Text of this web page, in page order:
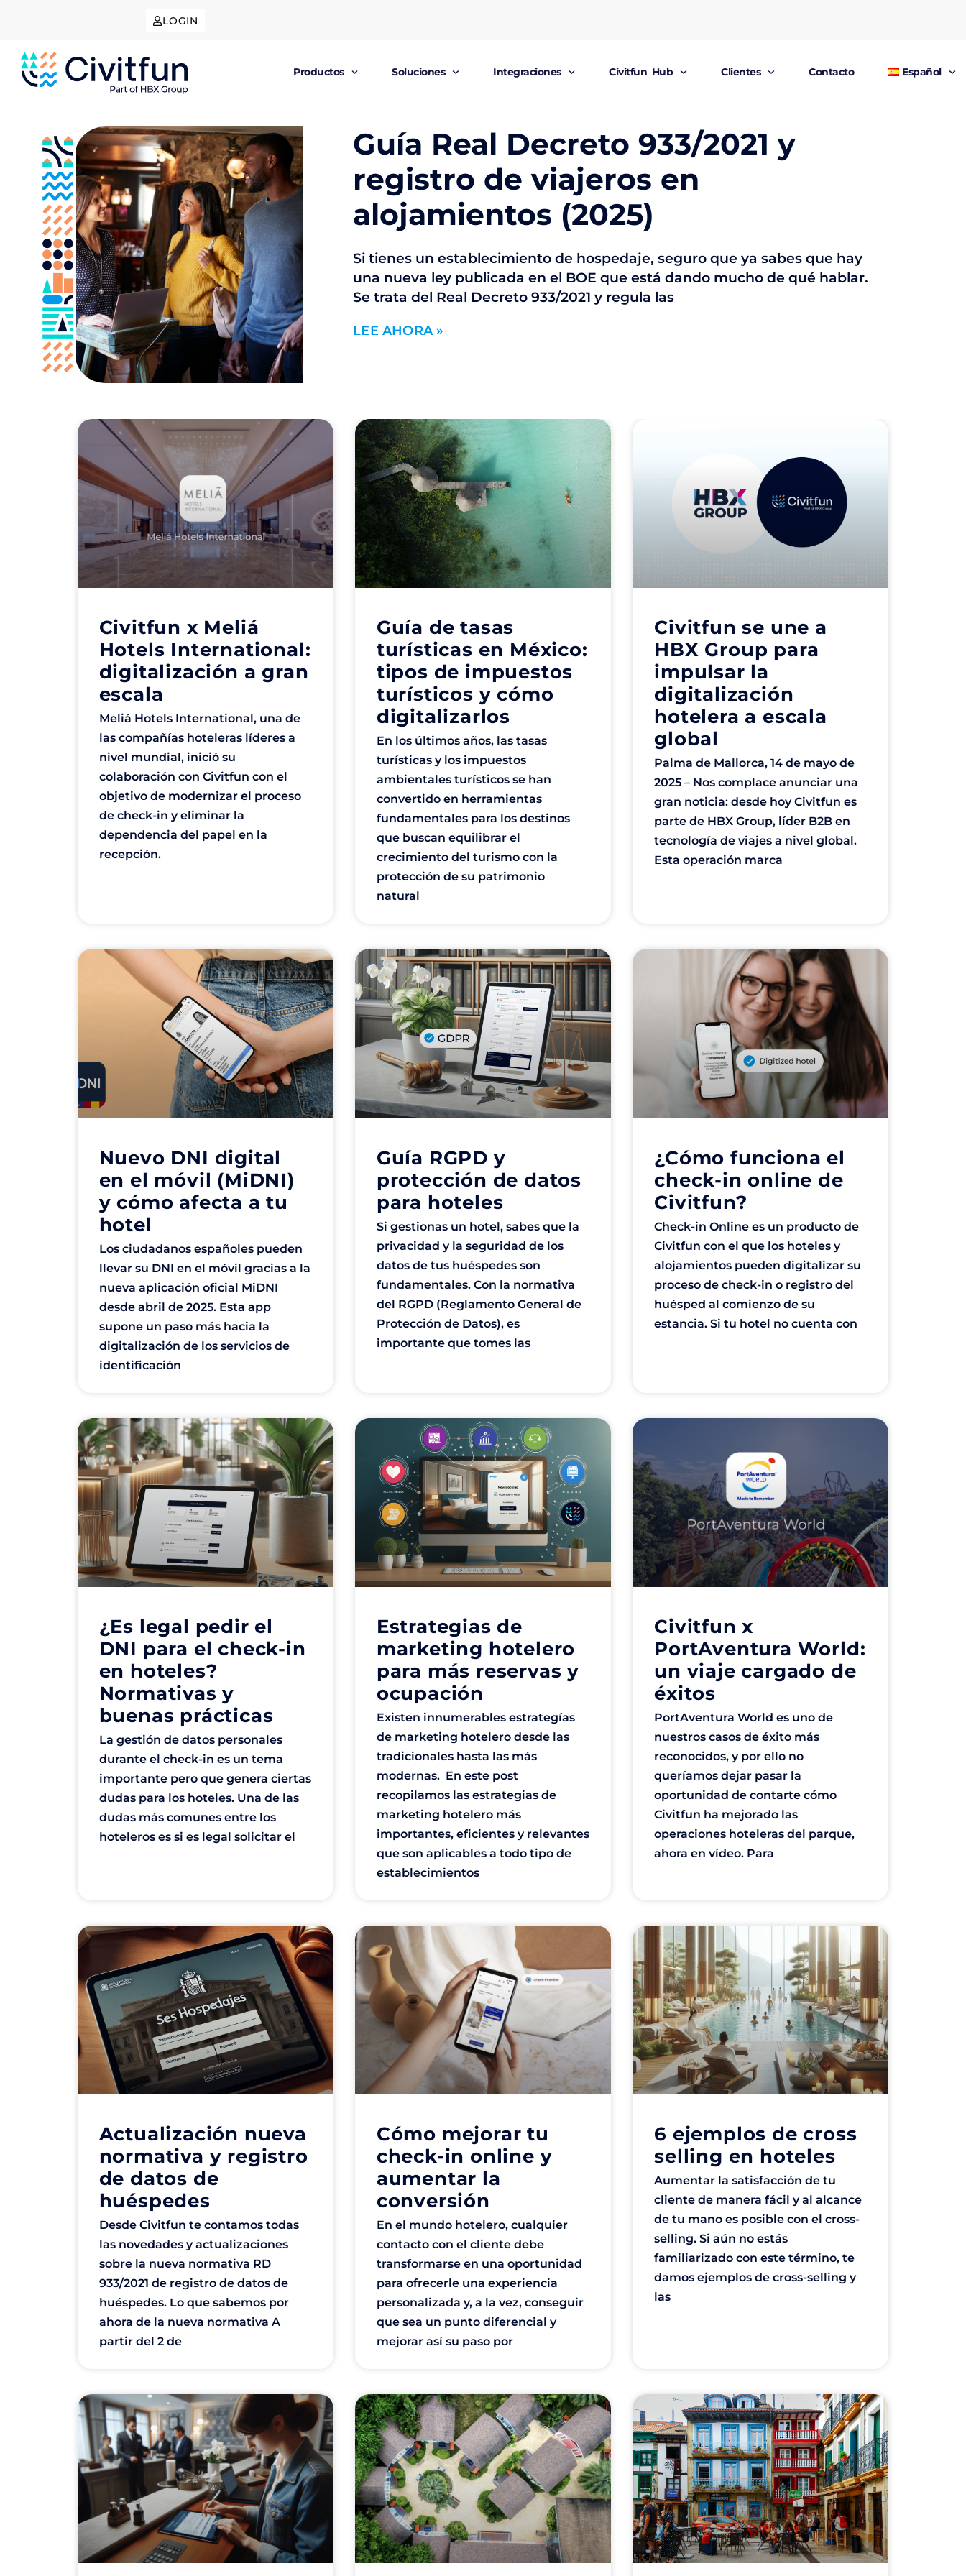
LOGIN
Productos Soluciones Integraciones Civitfun Hub Clientes Contacto Español
Guía Real Decreto 933/2021 y
registro de viajeros en
alojamientos (2025)
Si tienes un establecimiento de hospedaje, seguro que ya sabes que hay
una nueva ley publicada en el BOE que está dando mucho de qué hablar.
Se trata del Real Decreto 933/2021 y regula las
LEE AHORA »
Civitfun x Meliá
Hotels International:
digitalización a gran
escala
Meliá Hotels International, una de
las compañías hoteleras líderes a
nivel mundial, inició su
colaboración con Civitfun con el
objetivo de modernizar el proceso
de check-in y eliminar la
dependencia del papel en la
recepción.
Guía de tasas
turísticas en México:
tipos de impuestos
turísticos y cómo
digitalizarlos
En los últimos años, las tasas
turísticas y los impuestos
ambientales turísticos se han
convertido en herramientas
fundamentales para los destinos
que buscan equilibrar el
crecimiento del turismo con la
protección de su patrimonio
natural
Civitfun se une a
HBX Group para
impulsar la
digitalización
hotelera a escala
global
Palma de Mallorca, 14 de mayo de
2025 – Nos complace anunciar una
gran noticia: desde hoy Civitfun es
parte de HBX Group, líder B2B en
tecnología de viajes a nivel global.
Esta operación marca
Nuevo DNI digital
en el móvil (MiDNI)
y cómo afecta a tu
hotel
Los ciudadanos españoles pueden
llevar su DNI en el móvil gracias a la
nueva aplicación oficial MiDNI
desde abril de 2025. Esta app
supone un paso más hacia la
digitalización de los servicios de
identificación
Guía RGPD y
protección de datos
para hoteles
Si gestionas un hotel, sabes que la
privacidad y la seguridad de los
datos de tus huéspedes son
fundamentales. Con la normativa
del RGPD (Reglamento General de
Protección de Datos), es
importante que tomes las
¿Cómo funciona el
check-in online de
Civitfun?
Check-in Online es un producto de
Civitfun con el que los hoteles y
alojamientos pueden digitalizar su
proceso de check-in o registro del
huésped al comienzo de su
estancia. Si tu hotel no cuenta con
¿Es legal pedir el
DNI para el check-in
en hoteles?
Normativas y
buenas prácticas
La gestión de datos personales
durante el check-in es un tema
importante pero que genera ciertas
dudas para los hoteles. Una de las
dudas más comunes entre los
hoteleros es si es legal solicitar el
Estrategias de
marketing hotelero
para más reservas y
ocupación
Existen innumerables estrategías
de marketing hotelero desde las
tradicionales hasta las más
modernas. En este post
recopilamos las estrategias de
marketing hotelero más
importantes, eficientes y relevantes
que son aplicables a todo tipo de
establecimientos
Civitfun x
PortAventura World:
un viaje cargado de
éxitos
PortAventura World es uno de
nuestros casos de éxito más
reconocidos, y por ello no
queríamos dejar pasar la
oportunidad de contarte cómo
Civitfun ha mejorado las
operaciones hoteleras del parque,
ahora en vídeo. Para
Actualización nueva
normativa y registro
de datos de
huéspedes
Desde Civitfun te contamos todas
las novedades y actualizaciones
sobre la nueva normativa RD
933/2021 de registro de datos de
huéspedes. Lo que sabemos por
ahora de la nueva normativa A
partir del 2 de
Cómo mejorar tu
check-in online y
aumentar la
conversión
En el mundo hotelero, cualquier
contacto con el cliente debe
transformarse en una oportunidad
para ofrecerle una experiencia
personalizada y, a la vez, conseguir
que sea un punto diferencial y
mejorar así su paso por
6 ejemplos de cross
selling en hoteles
Aumentar la satisfacción de tu
cliente de manera fácil y al alcance
de tu mano es posible con el cross-
selling. Si aún no estás
familiarizado con este término, te
damos ejemplos de cross-selling y
las